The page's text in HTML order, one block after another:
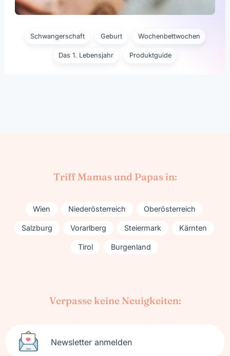
Schwangerschaft Geburt Wochenbettwochen
Das 1. Lebensjahr Produktguide
Triff Mamas und Papas in:
Wien Niederösterreich Oberösterreich
Salzburg Vorarlberg Steiermark Kärnten
Tirol Burgenland
Verpasse keine Neuigkeiten:
Newsletter anmelden